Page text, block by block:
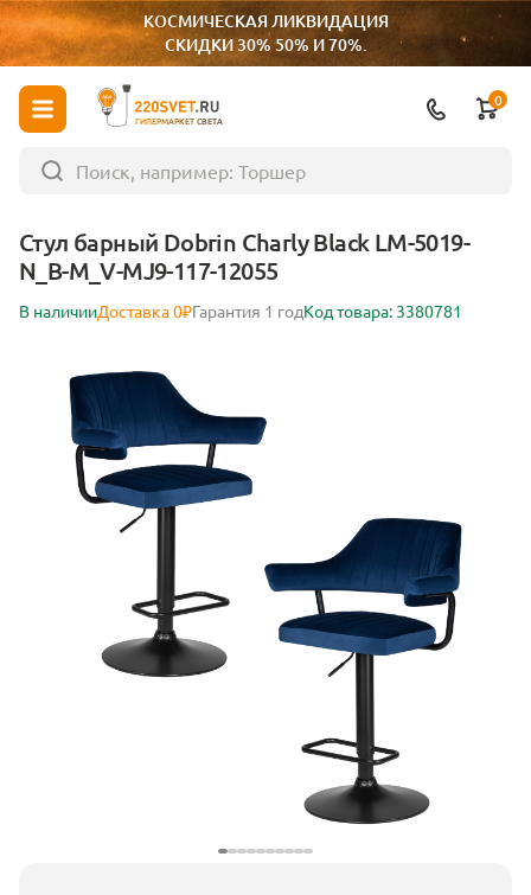
КОСМИЧЕСКАЯ ЛИКВИДАЦИЯ
СКИДКИ 30% 50% И 70%.
ГИПЕРМАРКЕТ СВЕТА
0
Стул барный Dobrin Charly Black LM-5019-
N_B-M_V-MJ9-117-12055
В наличииДоставка 0₽Гарантия 1 годКод товара: 3380781